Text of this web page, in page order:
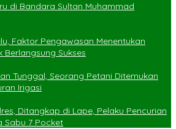
di Bandara Sultan Muhammad
Faktor Pengawasan Menentukan
Berlangsung Sukses
Tunggal, Seorang Petani Ditemukan
Irigasi
Ditangkap di Lape, Pelaku Pencurian
Sabu 7 Pocket